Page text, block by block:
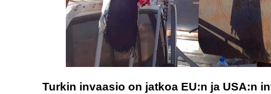
Turkin invaasio on jatkoa EU:n ja USA:n